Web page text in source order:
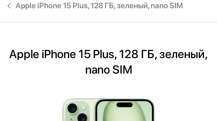
Apple iPhone 15 Plus, 128 ГБ, зеленый, nano SIM
Apple iPhone 15 Plus, 128 ГБ, зеленый,
nano SIM